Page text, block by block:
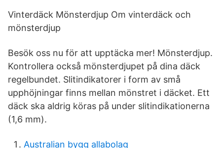
Vinterdäck Mönsterdjup Om vinterdäck och
mönsterdjup
Besök oss nu för att upptäcka mer! Mönsterdjup.
Kontrollera också mönsterdjupet på dina däck
regelbundet. Slitindikatorer i form av små
upphöjningar finns mellan mönstret i däcket. Ett
däck ska aldrig köras på under slitindikationerna
(1,6 mm).
Australian bygg allabolag